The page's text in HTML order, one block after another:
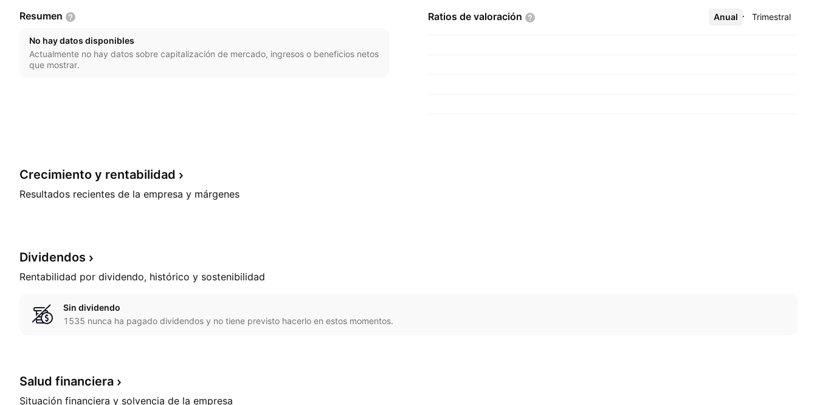
Resumen
No hay datos disponibles
Actualmente no hay datos sobre capitalización de mercado, ingresos o beneficios netos
que mostrar.
Ratios de valoración Anual Trimestral
Más
Crecimiento y rentabilidad
Resultados recientes de la empresa y márgenes
Dividendos
Rentabilidad por dividendo, histórico y sostenibilidad
Sin dividendo
1535 nunca ha pagado dividendos y no tiene previsto hacerlo en estos momentos.
Salud financiera
Situación financiera y solvencia de la empresa